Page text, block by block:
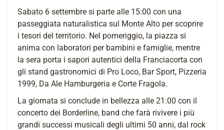
Sabato 6 settembre si parte alle 15:00 con una
passeggiata naturalistica sul Monte Alto per scoprire
i tesori del territorio. Nel pomeriggio, la piazza si
anima con laboratori per bambini e famiglie, mentre
la sera porta i sapori autentici della Franciacorta con
gli stand gastronomici di Pro Loco, Bar Sport, Pizzeria
1999, Da Ale Hamburgeria e Corte Fragola.
La giornata si conclude in bellezza alle 21:00 con il
concerto dei Borderline, band che farà rivivere i più
grandi successi musicali degli ultimi 50 anni, dal rock